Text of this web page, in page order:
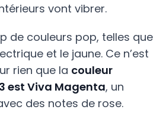
vont vibrer.
de couleurs pop, telles que
et le jaune. Ce n’est
rien que la couleur
est Viva Magenta, un
des notes de rose.